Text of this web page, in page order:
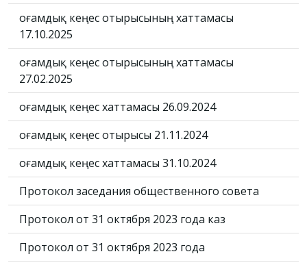
Қоғамдық кеңес отырысының хаттамасы
17.10.2025
Қоғамдық кеңес отырысының хаттамасы
27.02.2025
Қоғамдық кеңес хаттамасы 26.09.2024
Қоғамдық кеңес отырысы 21.11.2024
Қоғамдық кеңес хаттамасы 31.10.2024
Протокол заседания общественного совета
Протокол от 31 октября 2023 года каз
Протокол от 31 октября 2023 года